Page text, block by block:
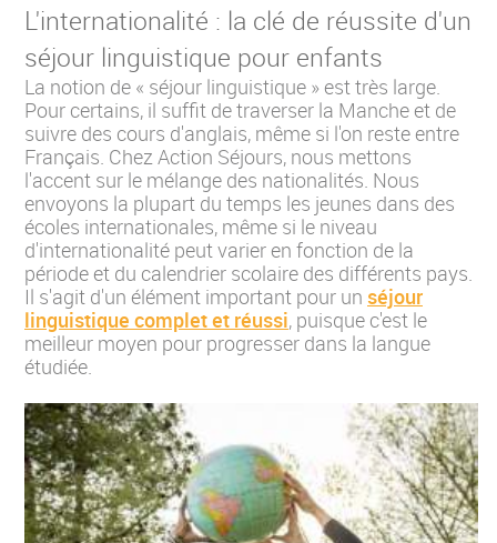
L'internationalité : la clé de réussite d'un
séjour linguistique pour enfants
La notion de « séjour linguistique » est très large.
Pour certains, il suffit de traverser la Manche et de
suivre des cours d'anglais, même si l'on reste entre
Français. Chez Action Séjours, nous mettons
l'accent sur le mélange des nationalités. Nous
envoyons la plupart du temps les jeunes dans des
écoles internationales, même si le niveau
d'internationalité peut varier en fonction de la
période et du calendrier scolaire des différents pays.
Il s'agit d'un élément important pour un séjour
linguistique complet et réussi, puisque c'est le
meilleur moyen pour progresser dans la langue
étudiée.